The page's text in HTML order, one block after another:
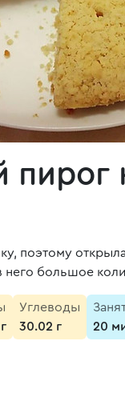
поэтому открыла
большое
Углеводы
30.02 г
20